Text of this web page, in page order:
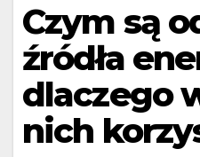
Czym są
źródła
dlaczego
nich